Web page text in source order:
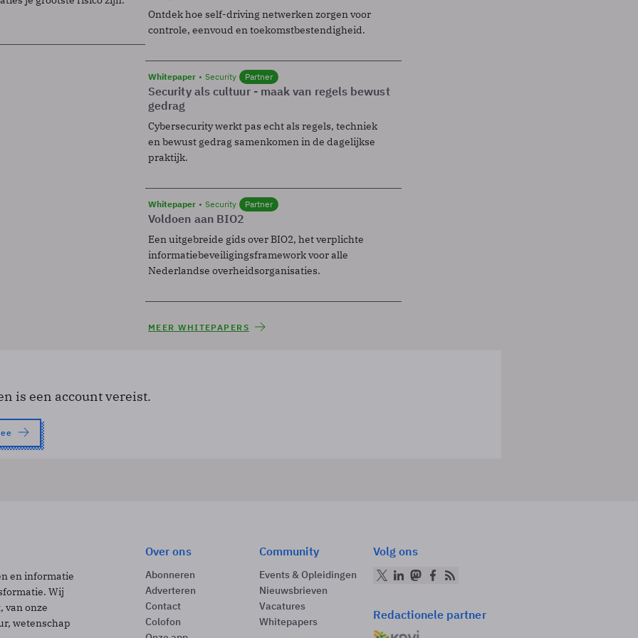
Ontdek hoe self-driving netwerken zorgen voor
controle, eenvoud en toekomstbestendigheid.
Whitepaper Security Partner
Security als cultuur - maak van regels bewust
gedrag
Cybersecurity werkt pas echt als regels, techniek
en bewust gedrag samenkomen in de dagelijkse
praktijk.
Whitepaper Security Partner
Voldoen aan BIO2
Een uitgebreide gids over BIO2, het verplichte
informatiebeveiligingsframework voor alle
Nederlandse overheidsorganisaties.
MEER WHITEPAPERS
is een account vereist.
en informatie
Wij
van onze
wetenschap
Over ons
Abonneren
Adverteren
Contact
Colofon
Community
Events & Opleidingen
Nieuwsbrieven
Vacatures
Whitepapers
Volg ons
Redactionele partner